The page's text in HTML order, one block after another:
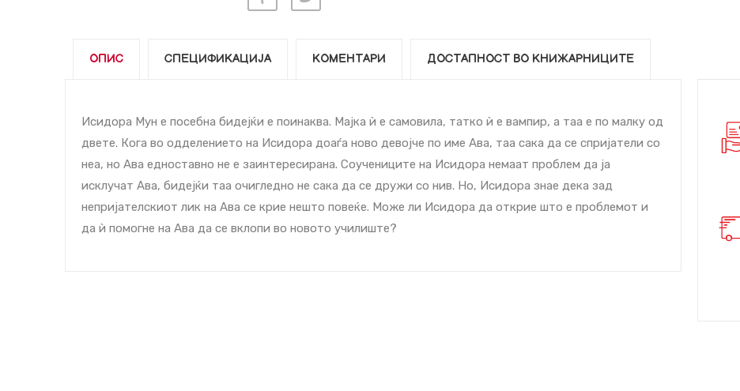
ОПИС СПЕЦИФИКАЦИЈА КОМЕНТАРИ ДОСТАПНОСТ ВО КНИЖАРНИЦИТЕ
Исидора Мун е посебна бидејќи е поинаква. Мајка ѝ е самовила, татко ѝ е вампир, а таа е по малку од
двете. Кога во одделението на Исидора доаѓа ново девојче по име Ава, таа сака да се спријатели со
неа, но Ава едноставно не е заинтересирана. Соучениците на Исидора немаат проблем да ја
исклучат Ава, бидејќи таа очигледно не сака да се дружи со нив. Но, Исидора знае дека зад
непријателскиот лик на Ава се крие нешто повеќе. Може ли Исидора да открие што е проблемот и
да ѝ помогне на Ава да се вклопи во новото училиште?